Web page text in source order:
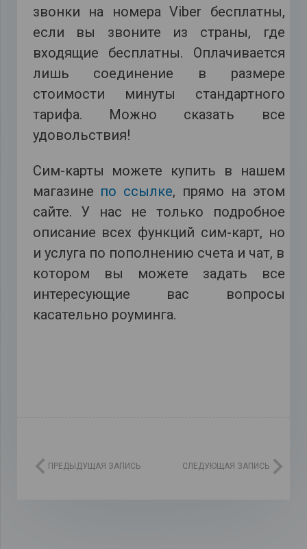
звонки на номера Viber бесплатны,
если вы звоните из страны, где
входящие бесплатны. Оплачивается
лишь соединение в размере
стоимости минуты стандартного
тарифа. Можно сказать все
удовольствия!
Сим-карты можете купить в нашем
магазине по ссылке, прямо на этом
сайте. У нас не только подробное
описание всех функций сим-карт, но
и услуга по пополнению счета и чат, в
котором вы можете задать все
интересующие вас вопросы
касательно роуминга.
ПРЕДЫДУЩАЯ ЗАПИСЬ СЛЕДУЮЩАЯ ЗАПИСЬ